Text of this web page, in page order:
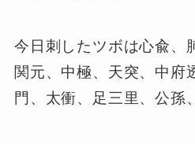
今日刺したツボは心兪、
関元、中極、天突、中府
門、太衝、足三里、公孫